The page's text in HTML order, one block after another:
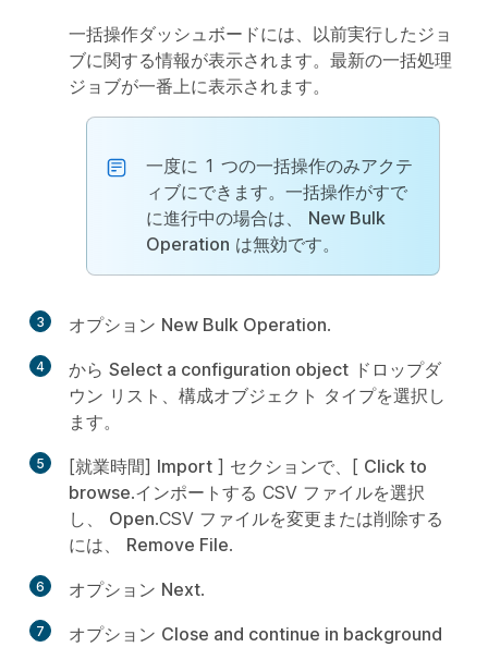
一括操作ダッシュボードには、以前実行したジョ
ブに関する情報が表示されます。最新の一括処理
ジョブが一番上に表示されます。
一度に 1 つの一括操作のみアクテ
ィブにできます。一括操作がすで
に進行中の場合は、 New Bulk
Operation は無効です。
3 オプション New Bulk Operation.
4 から Select a configuration object ドロップダ
ウン リスト、構成オブジェクト タイプを選択し
ます。
5 [就業時間] Import ] セクションで、[ Click to
browse.インポートする CSV ファイルを選択
し、 Open.CSV ファイルを変更または削除する
には、 Remove File.
6 オプション Next.
7 オプション Close and continue in background